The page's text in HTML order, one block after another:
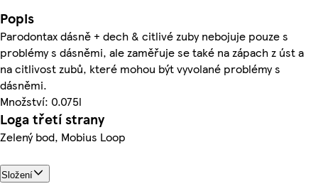
Popis
Parodontax dásně + dech & citlivé zuby nebojuje pouze s
problémy s dásněmi, ale zaměřuje se také na zápach z úst a
na citlivost zubů, které mohou být vyvolané problémy s
dásněmi.
Množství: 0.075l
Loga třetí strany
Zelený bod, Mobius Loop
Složení